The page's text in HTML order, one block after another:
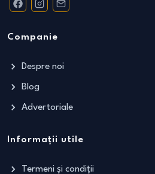
Companie
Despre noi
Blog
Advertoriale
Informații utile
Termeni și condiții